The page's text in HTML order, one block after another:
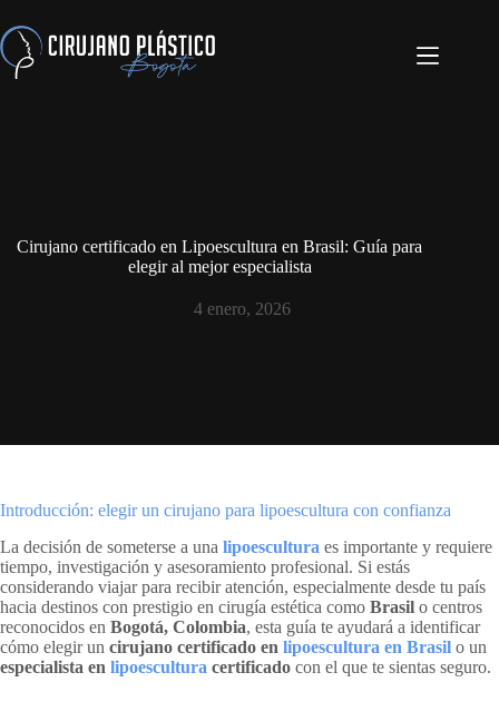
Cirujano certificado en Lipoescultura en Brasil: Guía para
elegir al mejor especialista
4 enero, 2026
Introducción: elegir un cirujano para lipoescultura con confianza
La decisión de someterse a una lipoescultura es importante y requiere
tiempo, investigación y asesoramiento profesional. Si estás
considerando viajar para recibir atención, especialmente desde tu país
hacia destinos con prestigio en cirugía estética como Brasil o centros
reconocidos en Bogotá, Colombia, esta guía te ayudará a identificar
cómo elegir un cirujano certificado en lipoescultura en Brasil o un
especialista en lipoescultura certificado con el que te sientas seguro.